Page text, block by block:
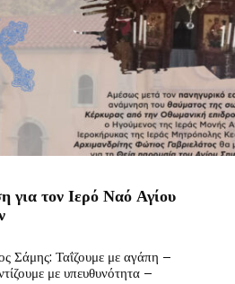
για τον Ιερό Ναό Αγίου
Σάμης: Ταΐζουμε με αγάπη –
με υπευθυνότητα –